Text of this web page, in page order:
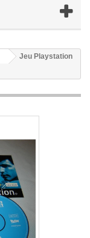
Jeu Playstation